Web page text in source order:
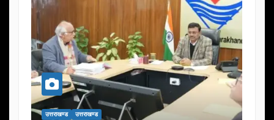
उत्तराखण्ड उत्तराखण्ड